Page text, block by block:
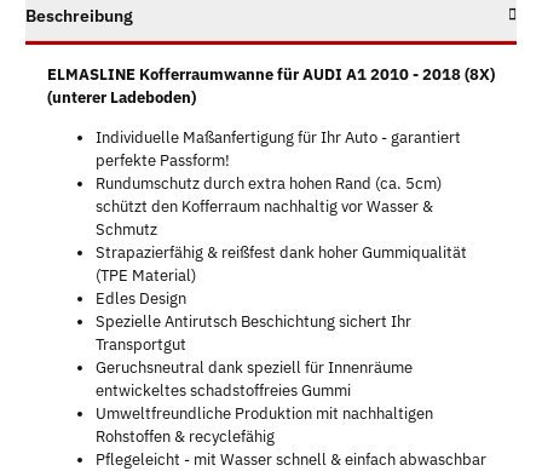
Beschreibung
ELMASLINE Kofferraumwanne für AUDI A1 2010 - 2018 (8X)
(unterer Ladeboden)
Individuelle Maßanfertigung für Ihr Auto - garantiert
perfekte Passform!
Rundumschutz durch extra hohen Rand (ca. 5cm)
schützt den Kofferraum nachhaltig vor Wasser &
Schmutz
Strapazierfähig & reißfest dank hoher Gummiqualität
(TPE Material)
Edles Design
Spezielle Antirutsch Beschichtung sichert Ihr
Transportgut
Geruchsneutral dank speziell für Innenräume
entwickeltes schadstoffreies Gummi
Umweltfreundliche Produktion mit nachhaltigen
Rohstoffen & recyclefähig
Pflegeleicht - mit Wasser schnell & einfach abwaschbar